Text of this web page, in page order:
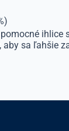
sa ľahšie